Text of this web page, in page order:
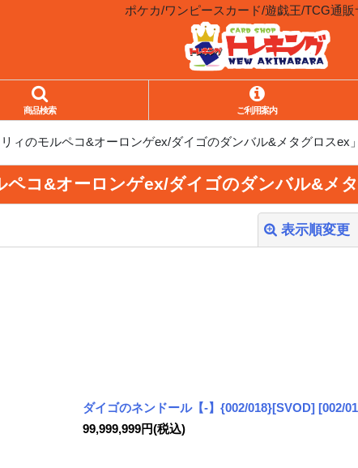
ポケカ/ワンピースカード/遊戯王/TCG通販
商品検索 ご利用案内
ィのモルペコ&オーロンゲex/ダイゴのダンバル&メタグロスex」
コ&オーロンゲex/ダイゴのダンバル&メタ
表示順変更
ダイゴのネンドール【-】{002/018}[SVOD] [002/
99,999,999円(税込)